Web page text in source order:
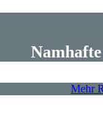
Mehr